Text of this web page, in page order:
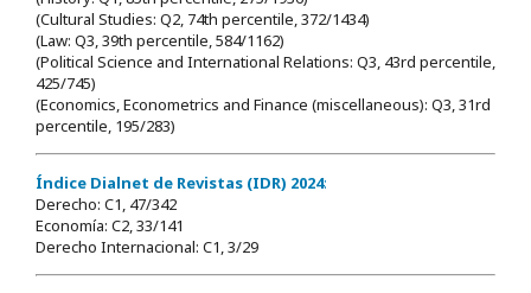
(Cultural Studies: Q2, 74th percentile, 372/1434)
(Law: Q3, 39th percentile, 584/1162)
(Political Science and International Relations: Q3, 43rd percentile,
425/745)
(Economics, Econometrics and Finance (miscellaneous): Q3, 31rd
percentile, 195/283)
Índice Dialnet de Revistas (IDR) 2024:
Derecho: C1, 47/342
Economía: C2, 33/141
Derecho Internacional: C1, 3/29